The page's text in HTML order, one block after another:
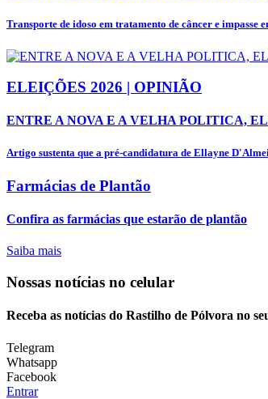
Transporte de idoso em tratamento de câncer e impasse
ELEIÇÕES 2026 | OPINIÃO
ENTRE A NOVA E A VELHA POLITICA,
Artigo sustenta que a pré-candidatura de Ellayne
Farmácias de Plantão
Confira as farmácias que estarão de plantão
Saiba mais
Nossas notícias no celular
Receba as notícias do Rastilho de Pólvora no
Telegram
Whatsapp
Facebook
Entrar